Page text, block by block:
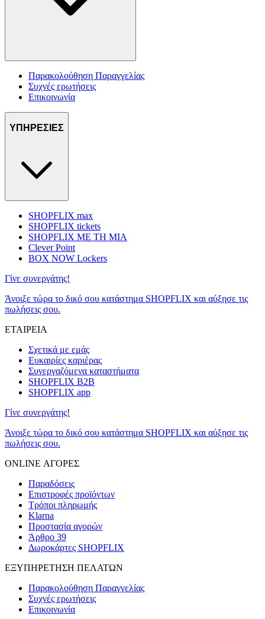
Παρακολούθηση Παραγγελίας
Συχνές ερωτήσεις
Επικοινωνία
ΥΠΗΡΕΣΙΕΣ
SHOPFLIX max
SHOPFLIX tickets
SHOPFLIX ΜΕ ΤΗ ΜΙΑ
Clever Point
BOX NOW Lockers
Γίνε συνεργάτης!
Άνοιξε τώρα το δικό σου κατάστημα SHOPFLIX και αύξησε τις
πωλήσεις σου.
ΕΤΑΙΡΕΙΑ
Σχετικά με εμάς
Ευκαιρίες καριέρας
Συνεργαζόμενα καταστήματα
SHOPFLIX B2B
SHOPFLIX app
Γίνε συνεργάτης!
Άνοιξε τώρα το δικό σου κατάστημα SHOPFLIX και αύξησε τις
πωλήσεις σου.
ONLINE ΑΓΟΡΕΣ
Παραδόσεις
Επιστροφές προϊόντων
Τρόποι πληρωμής
Klarna
Προστασία αγορών
Άρθρο 39
Δωροκάρτες SHOPFLIX
ΕΞΥΠΗΡΕΤΗΣΗ ΠΕΛΑΤΩΝ
Παρακολούθηση Παραγγελίας
Συχνές ερωτήσεις
Επικοινωνία